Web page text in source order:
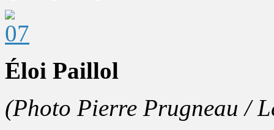
Éloi Paillol
(Photo Pierre Prugneau /